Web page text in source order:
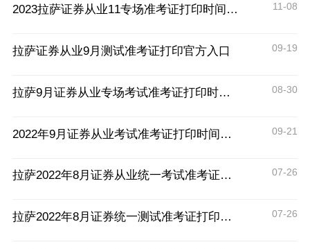
2023拉萨证券从业11专场准考证打印时间：11月22日15:00 11-08
拉萨证券从业9月测试准考证打印官方入口 09-19
拉萨9月证券从业专场考试准考证打印时间及流程 08-30
2022年9月证券从业考试准考证打印时间及流程 09-21
拉萨2022年8月证券从业统一考试准考证打印时间 07-26
拉萨2022年8月证券统一测试准考证打印时间 07-26